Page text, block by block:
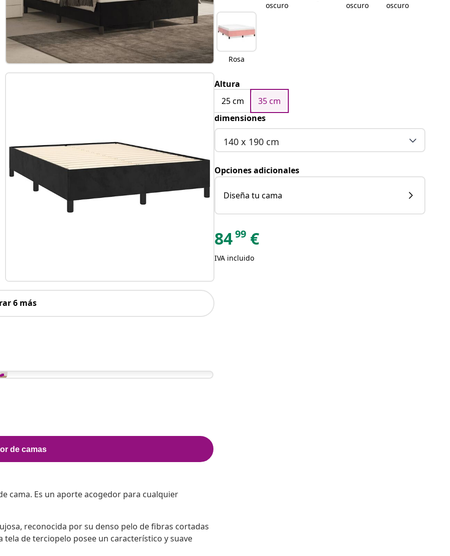
6 más
cama. Es un aporte acogedor para cualquier
reconocida por su denso pelo de fibras cortadas
de terciopelo posee un característico y suave
oscuro
oscuro
oscuro
Rosa
Altura
25 cm
35 cm
dimensiones
140 x 190 cm
Opciones adicionales
Diseña tu cama
8499 €
IVA incluido